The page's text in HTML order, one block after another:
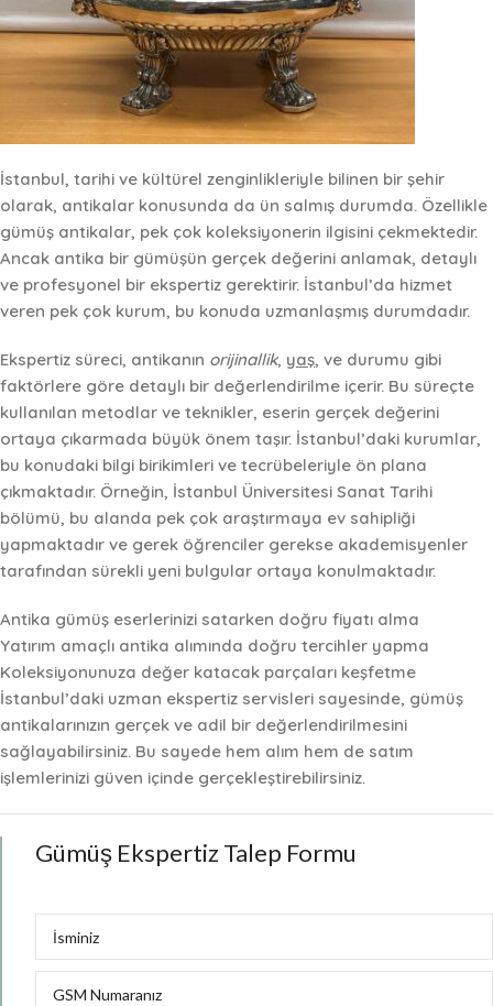
İstanbul, tarihi ve kültürel zenginlikleriyle bilinen bir şehir
olarak, antikalar konusunda da ün salmış durumda. Özellikle
gümüş antikalar, pek çok koleksiyonerin ilgisini çekmektedir.
Ancak antika bir gümüşün gerçek değerini anlamak, detaylı
ve profesyonel bir ekspertiz gerektirir. İstanbul’da hizmet
veren pek çok kurum, bu konuda uzmanlaşmış durumdadır.
Ekspertiz süreci, antikanın orijinallik, yaş, ve durumu gibi
faktörlere göre detaylı bir değerlendirilme içerir. Bu süreçte
kullanılan metodlar ve teknikler, eserin gerçek değerini
ortaya çıkarmada büyük önem taşır. İstanbul’daki kurumlar,
bu konudaki bilgi birikimleri ve tecrübeleriyle ön plana
çıkmaktadır. Örneğin, İstanbul Üniversitesi Sanat Tarihi
bölümü, bu alanda pek çok araştırmaya ev sahipliği
yapmaktadır ve gerek öğrenciler gerekse akademisyenler
tarafından sürekli yeni bulgular ortaya konulmaktadır.
Antika gümüş eserlerinizi satarken doğru fiyatı alma
Yatırım amaçlı antika alımında doğru tercihler yapma
Koleksiyonunuza değer katacak parçaları keşfetme
İstanbul’daki uzman ekspertiz servisleri sayesinde, gümüş
antikalarınızın gerçek ve adil bir değerlendirilmesini
sağlayabilirsiniz. Bu sayede hem alım hem de satım
işlemlerinizi güven içinde gerçekleştirebilirsiniz.
Gümüş Ekspertiz Talep Formu